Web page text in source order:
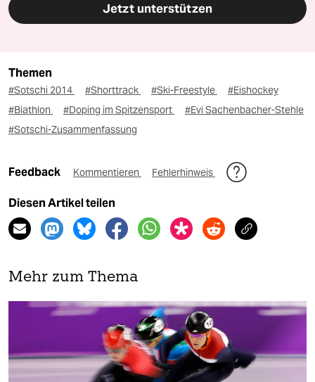
Jetzt unterstützen
Themen
#Sotschi 2014 #Shorttrack #Ski-Freestyle
#Eishockey
#Biathlon
#Doping im Spitzensport
#Evi Sachenbacher-Stehle
#Sotschi-Zusammenfassung
Feedback Kommentieren Fehlerhinweis
Diesen Artikel teilen
Mehr zum Thema